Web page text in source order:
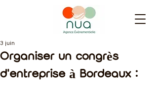
Organiser un congrès
d'entreprise à Bordeaux :
3 juin